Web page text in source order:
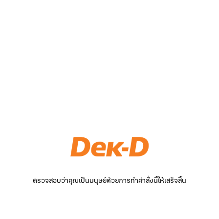
ตรวจสอบว่าคุณเป็นมนุษย์ด้วยการทำคำสั่งนี้ให้เสร็จสิ้น